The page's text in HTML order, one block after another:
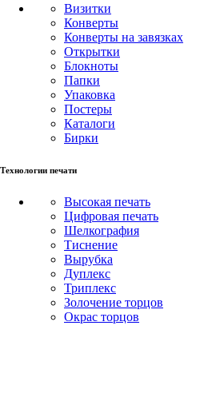
Визитки
Конверты
Конверты на завязках
Открытки
Блокноты
Папки
Упаковка
Постеры
Каталоги
Бирки
Технологии печати
Высокая печать
Цифровая печать
Шелкография
Тиснение
Вырубка
Дуплекс
Триплекс
Золочение торцов
Окрас торцов